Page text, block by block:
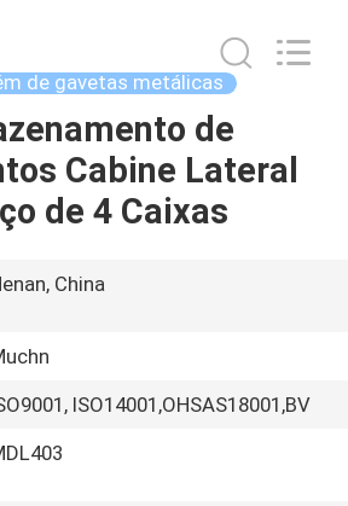
de gavetas metálicas
de
Cabine Lateral
de 4 Caixas
China
ISO14001,OHSAS18001,BV